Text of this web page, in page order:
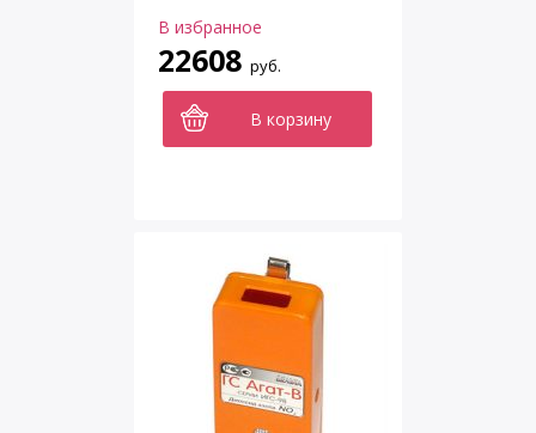
В избранное
22608 руб.
В корзину